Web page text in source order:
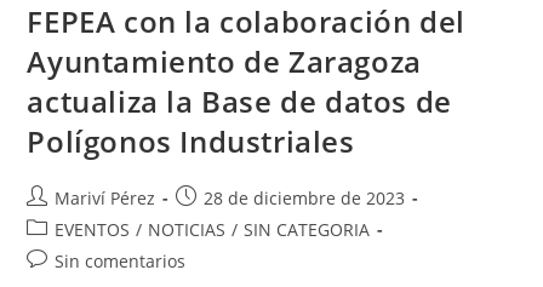
FEPEA con la colaboración del
Ayuntamiento de Zaragoza
actualiza la Base de datos de
Polígonos Industriales
Autor
de
la
entrada:
Mariví Pérez
Publicación
de
entrada:
28 de diciembre de 2023
Categoría
de
EVENTOS / NOTICIAS / SIN CATEGORIA
Comentarios
Sin comentarios